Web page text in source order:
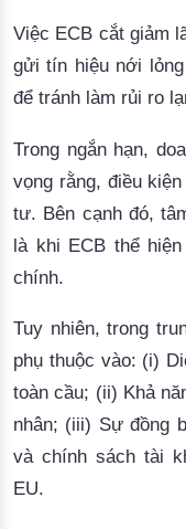
Việc ECB cắt giảm
gửi tín hiệu nới
để tránh làm rủi ro
Trong ngắn hạn,
vọng rằng, điều
tư. Bên cạnh đó, t
là khi ECB thể
chính.
Tuy nhiên, trong
phụ thuộc vào: (i)
toàn cầu; (ii) Khả
nhân; (iii) Sự đồng
và chính sách tài
EU.